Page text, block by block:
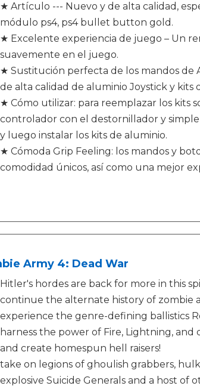
★ Artículo --- Nuevo y de alta calidad,
módulo ps4, ps4 bullet button gold.
★ Excelente experiencia de juego – Un
suavemente en el juego.
★ Sustitución perfecta de los mandos de
de alta calidad de aluminio Joystick y
★ Cómo utilizar: para reemplazar los kits
controlador con el destornillador y
y luego instalar los kits de aluminio.
★ Cómoda Grip Feeling: los mandos y
comodidad únicos, así como una mejor
Army 4: Dead War
Hitler's hordes are back for more in this
continue the alternate history of zombie
experience the genre-defining ballistics
harness the power of Fire, Lightning,
and create homespun hell raisers!
take on legions of ghoulish grabbers,
explosive Suicide Generals and a host of